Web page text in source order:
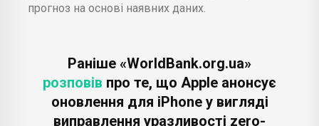
прогноз на основі наявних даних.
Раніше «WorldBank.org.ua»
розповів про те, що Apple анонсує
оновлення для iPhone у вигляді
виправлення уразливості zero-